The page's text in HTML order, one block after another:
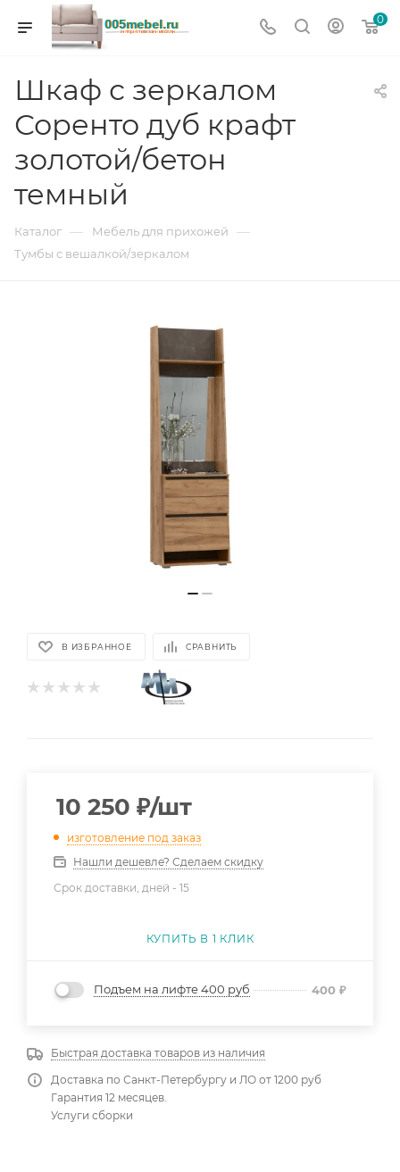
0
Шкаф с зеркалом
Соренто дуб крафт
золотой/бетон
темный
Каталог — Мебель для прихожей —
Тумбы с вешалкой/зеркалом
В ИЗБРАННОЕ СРАВНИТЬ
10 250 ₽/шт
изготовление под заказ
Нашли дешевле? Сделаем скидку
Срок доставки, дней - 15
КУПИТЬ В 1 КЛИК
Подъем на лифте 400 руб 400 ₽
Быстрая доставка товаров из наличия
Доставка по Санкт-Петербургу и ЛО от 1200 руб
Гарантия 12 месяцев.
Услуги сборки